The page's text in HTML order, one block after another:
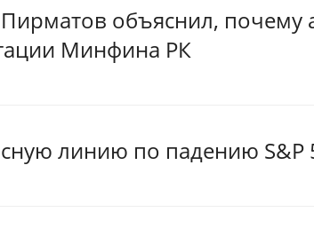
объяснил, почему
Минфина РК
линию по падению S&P